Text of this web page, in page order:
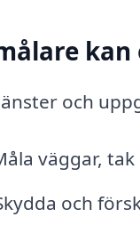
och
väggar,
och